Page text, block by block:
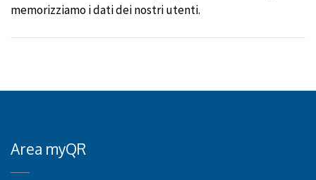
memorizziamo i dati dei nostri utenti.
Area myQR